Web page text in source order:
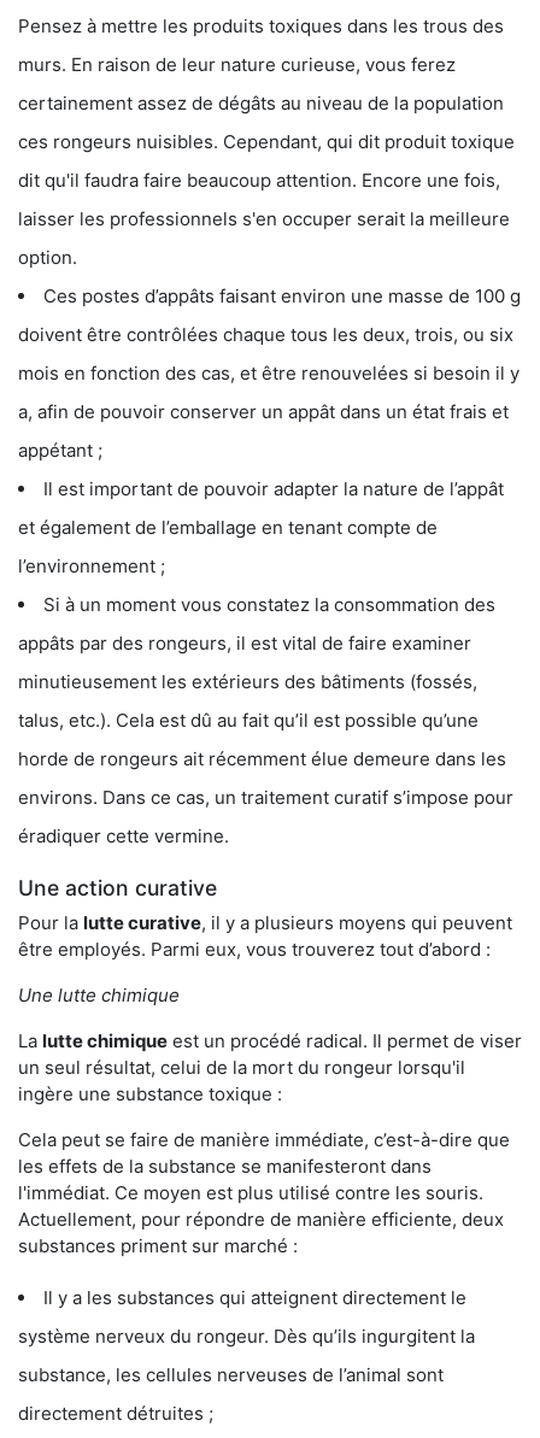
Pensez à mettre les produits toxiques dans les trous des
murs. En raison de leur nature curieuse, vous ferez
certainement assez de dégâts au niveau de la population
ces rongeurs nuisibles. Cependant, qui dit produit toxique
dit qu'il faudra faire beaucoup attention. Encore une fois,
laisser les professionnels s'en occuper serait la meilleure
option.
Ces postes d’appâts faisant environ une masse de 100 g
doivent être contrôlées chaque tous les deux, trois, ou six
mois en fonction des cas, et être renouvelées si besoin il y
a, afin de pouvoir conserver un appât dans un état frais et
appétant ;
Il est important de pouvoir adapter la nature de l’appât
et également de l’emballage en tenant compte de
l’environnement ;
Si à un moment vous constatez la consommation des
appâts par des rongeurs, il est vital de faire examiner
minutieusement les extérieurs des bâtiments (fossés,
talus, etc.). Cela est dû au fait qu’il est possible qu’une
horde de rongeurs ait récemment élue demeure dans les
environs. Dans ce cas, un traitement curatif s’impose pour
éradiquer cette vermine.
Une action curative
Pour la lutte curative, il y a plusieurs moyens qui peuvent
être employés. Parmi eux, vous trouverez tout d’abord :
Une lutte chimique
La lutte chimique est un procédé radical. Il permet de viser
un seul résultat, celui de la mort du rongeur lorsqu'il
ingère une substance toxique :
Cela peut se faire de manière immédiate, c’est-à-dire que
les effets de la substance se manifesteront dans
l'immédiat. Ce moyen est plus utilisé contre les souris.
Actuellement, pour répondre de manière efficiente, deux
substances priment sur marché :
Il y a les substances qui atteignent directement le
système nerveux du rongeur. Dès qu’ils ingurgitent la
substance, les cellules nerveuses de l’animal sont
directement détruites ;